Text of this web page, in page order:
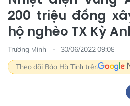
200 triệu đồng
hộ nghèo TX Kỳ
Trương Minh
30/06/2022 09:08
Theo dõi Báo Hà Tĩnh trên